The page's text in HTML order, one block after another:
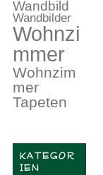
Wandbild
Wandbilder
Wohnzi
mmer
Wohnzim
mer
Tapeten
KATEGOR
IEN